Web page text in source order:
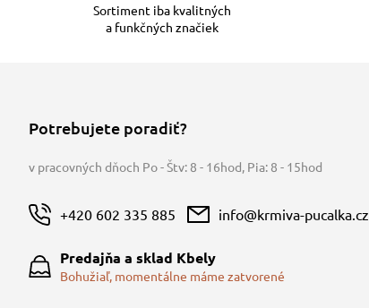
Sortiment iba kvalitných
a funkčných značiek
Potrebujete poradiť?
v pracovných dňoch Po - Štv: 8 - 16hod Pia: 8 - 15hod
+420 602 335 885 info@krmiva-pucalka.cz
Predajňa a sklad Kbely
Bohužiaľ, momentálne máme zatvorené